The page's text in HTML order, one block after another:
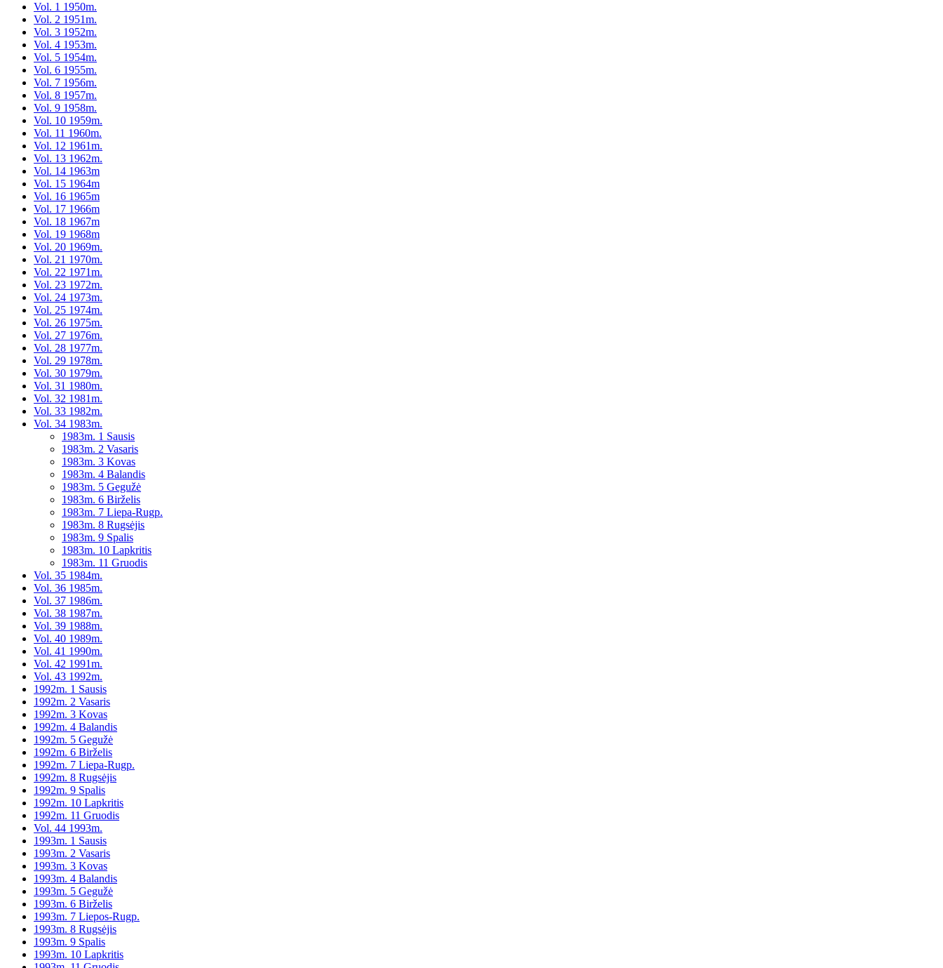
Vol. 1 1950m.
Vol. 2 1951m.
Vol. 3 1952m.
Vol. 4 1953m.
Vol. 5 1954m.
Vol. 6 1955m.
Vol. 7 1956m.
Vol. 8 1957m.
Vol. 9 1958m.
Vol. 10 1959m.
Vol. 11 1960m.
Vol. 12 1961m.
Vol. 13 1962m.
Vol. 14 1963m
Vol. 15 1964m
Vol. 16 1965m
Vol. 17 1966m
Vol. 18 1967m
Vol. 19 1968m
Vol. 20 1969m.
Vol. 21 1970m.
Vol. 22 1971m.
Vol. 23 1972m.
Vol. 24 1973m.
Vol. 25 1974m.
Vol. 26 1975m.
Vol. 27 1976m.
Vol. 28 1977m.
Vol. 29 1978m.
Vol. 30 1979m.
Vol. 31 1980m.
Vol. 32 1981m.
Vol. 33 1982m.
Vol. 34 1983m.
1983m. 1 Sausis
1983m. 2 Vasaris
1983m. 3 Kovas
1983m. 4 Balandis
1983m. 5 Gegužė
1983m. 6 Birželis
1983m. 7 Liepa-Rugp.
1983m. 8 Rugsėjis
1983m. 9 Spalis
1983m. 10 Lapkritis
1983m. 11 Gruodis
Vol. 35 1984m.
Vol. 36 1985m.
Vol. 37 1986m.
Vol. 38 1987m.
Vol. 39 1988m.
Vol. 40 1989m.
Vol. 41 1990m.
Vol. 42 1991m.
Vol. 43 1992m.
1992m. 1 Sausis
1992m. 2 Vasaris
1992m. 3 Kovas
1992m. 4 Balandis
1992m. 5 Gegužė
1992m. 6 Birželis
1992m. 7 Liepa-Rugp.
1992m. 8 Rugsėjis
1992m. 9 Spalis
1992m. 10 Lapkritis
1992m. 11 Gruodis
Vol. 44 1993m.
1993m. 1 Sausis
1993m. 2 Vasaris
1993m. 3 Kovas
1993m. 4 Balandis
1993m. 5 Gegužė
1993m. 6 Birželis
1993m. 7 Liepos-Rugp.
1993m. 8 Rugsėjis
1993m. 9 Spalis
1993m. 10 Lapkritis